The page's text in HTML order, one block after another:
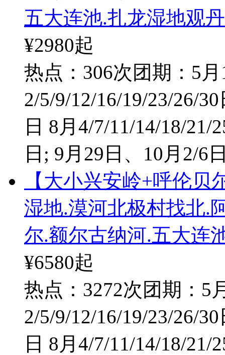
五大连池.扎龙湿地观丹
¥2980起
热点：306次 团期：5
2/5/9/12/16/19/23/26/
日 8月4/7/11/14/18/21/
日; 9月29日、10月2/6
【大小兴安岭+呼伦
湿地.漠河北极村找北.
尔.额尔古纳河.五大连
¥6580起
热点：3272次 团期：5
2/5/9/12/16/19/23/26/
日 8月4/7/11/14/18/21/